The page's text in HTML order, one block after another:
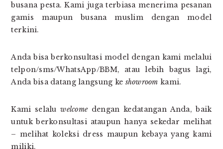
busana pesta. Kami juga terbiasa menerima pesanan
gamis maupun busana muslim dengan model
terkini.
Anda bisa berkonsultasi model dengan kami melalui
telpon/sms/WhatsApp/BBM, atau lebih bagus lagi,
Anda bisa datang langsung keshowroom kami.
Kami selaluwelcomedengan kedatangan Anda, baik
untuk berkonsultasi ataupun hanya sekedar melihat
– melihat koleksi dress maupun kebaya yang kami
miliki.